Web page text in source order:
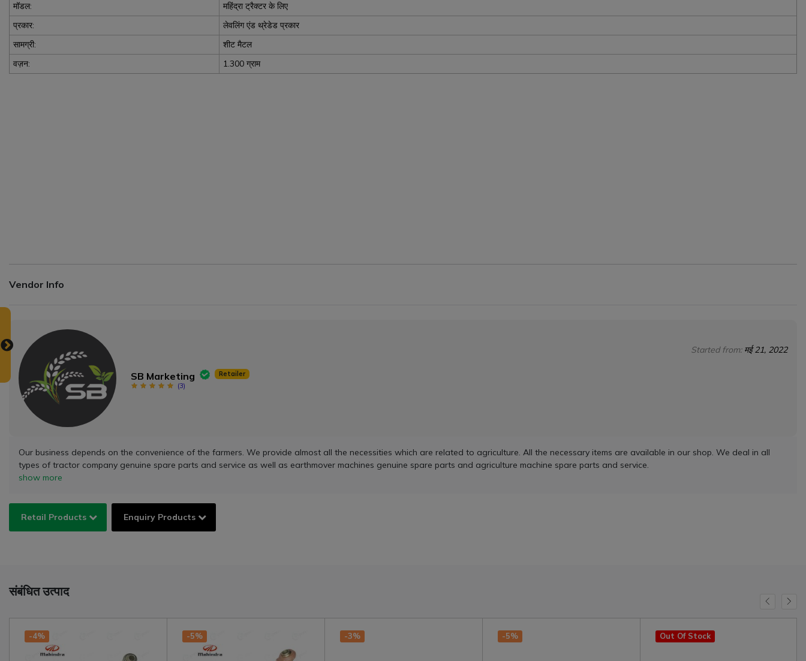
मॉडल:
महिंद्रा ट्रैक्टर के लिए
प्रकार:
लेवलिंग एंड थ्रेडेड प्रकार
सामग्री:
शीट मैटल
वज़न:
1.300 ग्राम
Vendor Info
SB Marketing
Retailer
(3)
Started from: मई 21, 2022
Our business depends on the convenience of the farmers. We provide almost all the necessities which are related to agriculture. All the necessary items are available in our shop. We deal in all
types of tractor company genuine spare parts and service as well as earthmover machines genuine spare parts and agriculture machine spare parts and service.
show more
Retail Products Enquiry Products
संबंधित उत्पाद
-4% -5% -3% -5% Out Of Stock